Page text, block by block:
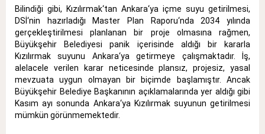
Bilindiği gibi, Kızılırmak‘tan Ankara‘ya içme suyu getirilmesi,
DSİ‘nin hazırladığı Master Plan Raporu‘nda 2034 yılında
gerçekleştirilmesi planlanan bir proje olmasına rağmen,
Büyükşehir Belediyesi panik içerisinde aldığı bir kararla
Kızılırmak suyunu Ankara‘ya getirmeye çalışmaktadır. İş,
alelacele verilen karar neticesinde plansız, projesiz, yasal
mevzuata uygun olmayan bir biçimde başlamıştır. Ancak
Büyükşehir Belediye Başkanının açıklamalarında yer aldığı gibi
Kasım ayı sonunda Ankara‘ya Kızılırmak suyunun getirilmesi
mümkün görünmemektedir.